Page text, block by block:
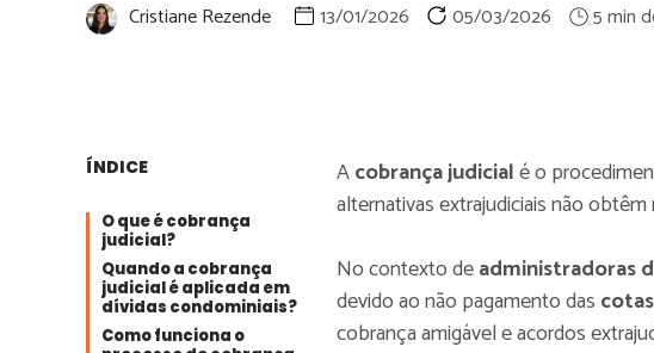
Cristiane Rezende 13/01/2026 05/03/2026
ÍNDICE
O que é cobrança
judicial?
Quando a cobrança
judicial é aplicada em
dívidas condominiais?
Como funciona o
Acobrança judicialé o
alternativas extrajudiciais não
No contexto deadministradoras
devido ao não pagamento das
cobrança amigável e acordos